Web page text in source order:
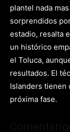
plantel nada
sorprendidos
estadio, resalta
un histórico
el Toluca,
resultados. El
Islanders tienen
próxima fase.